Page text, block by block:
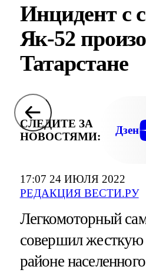
17:07 24 ИЮЛЯ 2022
РЕДАКЦИЯ ВЕСТИ.РУ
Инцидент с
Як-52
Татарстане
СЛЕДИТЕ ЗА
НОВОСТЯМИ:
Дзен
Легкомоторный
совершил жесткую
районе